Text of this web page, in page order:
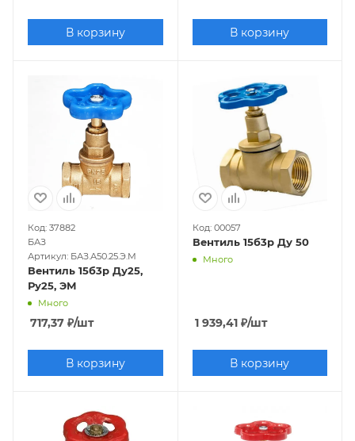
В корзину В корзину
Код: 37882
БАЗ
Артикул: БАЗ.А50.25.Э.М
Вентиль 15б3р Ду25,
Ру25, ЭМ
Много
717,37 ₽/шт
В корзину
Код: 00057
Вентиль 15б3р Ду 50
Много
1 939,41₽/шт
В корзину